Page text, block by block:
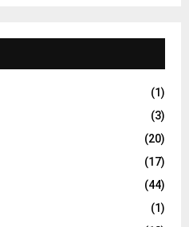
(1)
(3)
(20)
(17)
(44)
(1)